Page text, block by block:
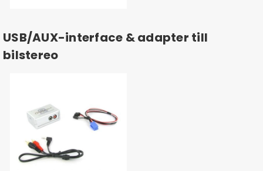
USB/AUX-interface & adapter till
bilstereo